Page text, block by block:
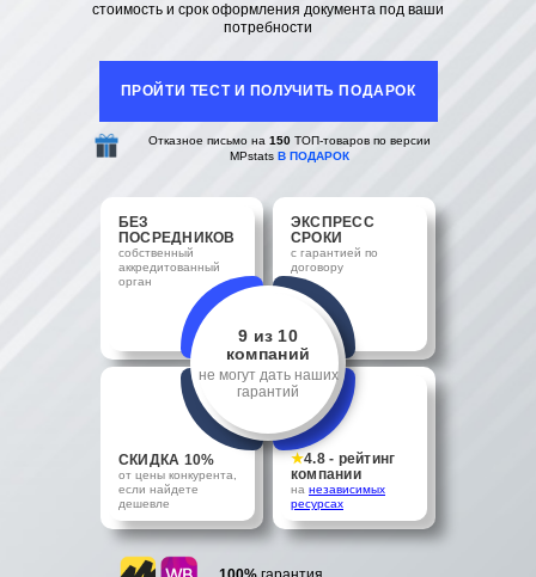
стоимость и срок оформления документа под ваши
потребности
ПРОЙТИ ТЕСТ И ПОЛУЧИТЬ ПОДАРОК
Отказное письмо на 150ТОП-товаров по версии
MPstats В ПОДАРОК
БЕЗ
ПОСРЕДНИКОВ
собственный
аккредитованный
орган
ЭКСПРЕСС
СРОКИ
с гарантией по
договору
9 из 10
компаний
не могут дать наших
гарантий
СКИДКА 10%
от цены конкурента,
если найдете
дешевле
★4.8 - рейтинг
компании
на независимых
ресурсах